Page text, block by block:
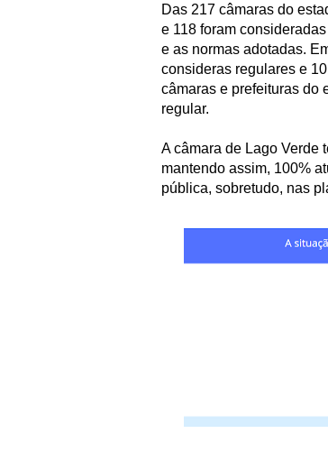
Das 217 câmaras do
e 118 foram
e as normas adotadas.
consideras regulares e
câmaras e prefeituras do
regular.
A câmara de Lago Verde
mantendo assim, 100%
pública, sobretudo, nas